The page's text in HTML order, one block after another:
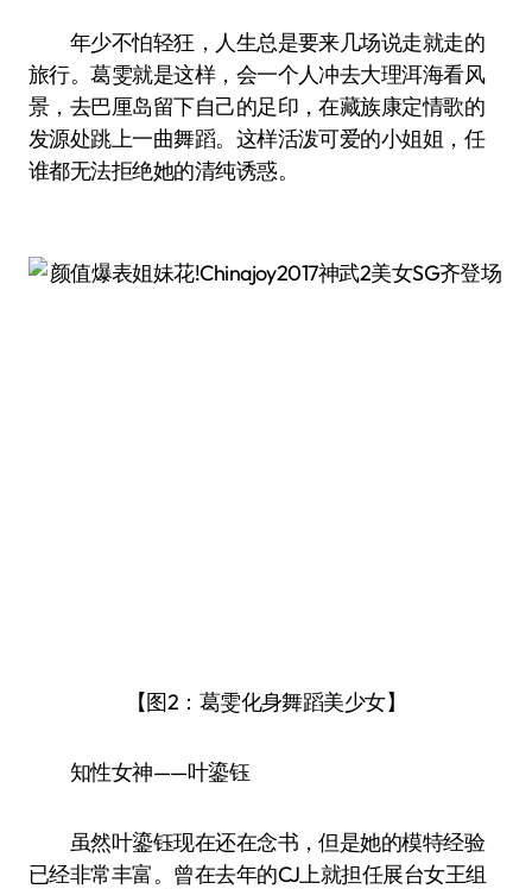
年少不怕轻狂，人生总是要来几场说走就走的
旅行。葛雯就是这样，会一个人冲去大理洱海看风
景，去巴厘岛留下自己的足印，在藏族康定情歌的
发源处跳上一曲舞蹈。这样活泼可爱的小姐姐，任
谁都无法拒绝她的清纯诱惑。
【图2：葛雯化身舞蹈美少女】
知性女神——叶鎏钰
虽然叶鎏钰现在还在念书，但是她的模特经验
已经非常丰富。曾在去年的CJ上就担任展台女王组